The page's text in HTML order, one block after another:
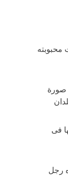
محبوبته
صورة
فى
رجل